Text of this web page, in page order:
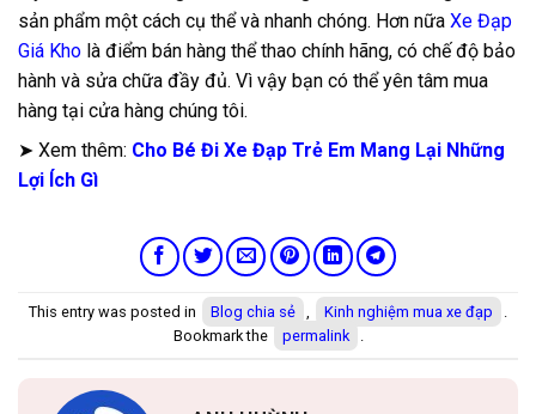
sản phẩm một cách cụ thể và nhanh chóng. Hơn nữa Xe Đạp
Giá Kho là điểm bán hàng thể thao chính hãng, có chế độ bảo
hành và sửa chữa đầy đủ. Vì vậy bạn có thể yên tâm mua
hàng tại cửa hàng chúng tôi.
➤ Xem thêm: Cho Bé Đi Xe Đạp Trẻ Em Mang Lại Những
Lợi Ích Gì
This entry was posted in Blog chia sẻ , Kinh nghiệm mua xe đạp
.
Bookmark the
permalink .